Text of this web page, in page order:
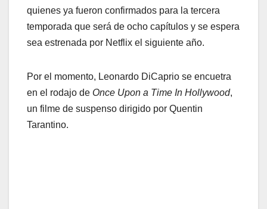
quienes ya fueron confirmados para la tercera
temporada que será de ocho capítulos y se espera
sea estrenada por Netflix el siguiente año.
Por el momento, Leonardo DiCaprio se encuetra
en el rodajo de Once Upon a Time In Hollywood,
un filme de suspenso dirigido por Quentin
Tarantino.